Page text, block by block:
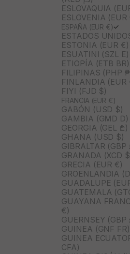
ESLOVAQUIA
ESLOVENIA (EUR
ESPAÑA (EUR €)
ESTADOS
ESTONIA (EUR €)
ESUATINI (SZL E)
ETIOPÍA (ETB BR)
FILIPINAS (PHP
FINLANDIA (EUR
FIYI (FJD $)
FRANCIA (EUR €)
GABÓN (USD $)
GAMBIA (GMD D)
GEORGIA (GEL ₾)
GHANA (USD $)
GIBRALTAR (GBP
GRANADA (XCD
GRECIA (EUR €)
GROENLANDIA
GUADALUPE
GUATEMALA
GUAYANA
€)
GUERNSEY (GBP
GUINEA (GNF FR)
GUINEA
CFA)